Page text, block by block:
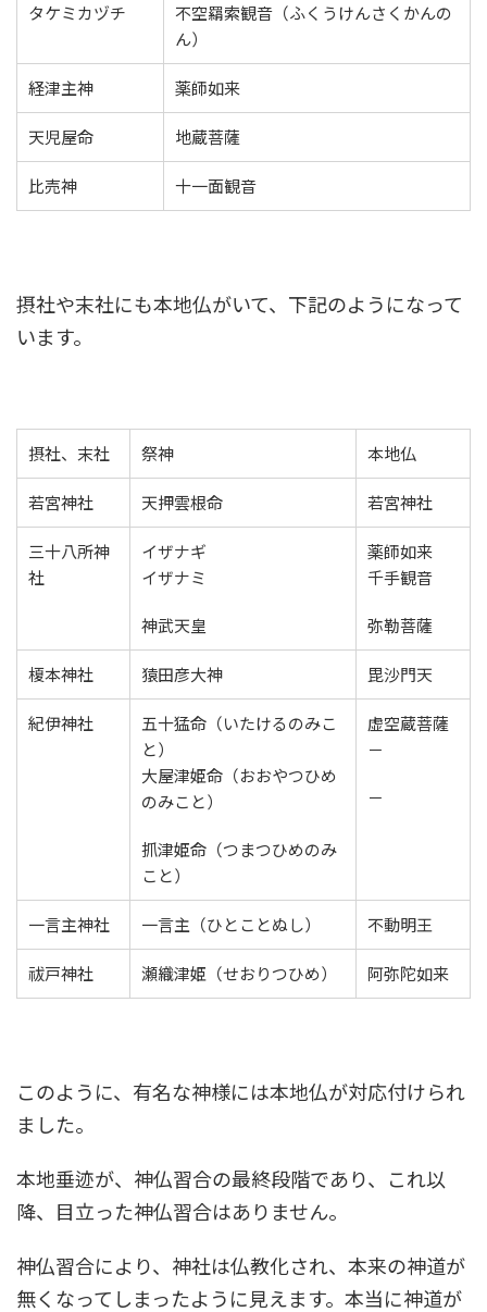
タケミカヅチ
不空羂索観音（ふくうけんさくかんの
ん）
経津主神 薬師如来
天児屋命 地蔵菩薩
比売神 十一面観音
摂社や末社にも本地仏がいて、下記のようになって
います。
摂社、末社 祭神 本地仏
若宮神社 天押雲根命 若宮神社
三十八所神
社
イザナギ
イザナミ
神武天皇
薬師如来
千手観音
弥勒菩薩
榎本神社 猿田彦大神 毘沙門天
紀伊神社
五十猛命（いたけるのみこ
と）
大屋津姫命（おおやつひめ
のみこと）
抓津姫命（つまつひめのみ
こと）
虚空蔵菩薩
－
－
一言主神社 一言主（ひとことぬし） 不動明王
祓戸神社 瀬織津姫（せおりつひめ） 阿弥陀如来
このように、有名な神様には本地仏が対応付けられ
ました。
本地垂迹が、神仏習合の最終段階であり、これ以
降、目立った神仏習合はありません。
神仏習合により、神社は仏教化され、本来の神道が
無くなってしまったように見えます。本当に神道が